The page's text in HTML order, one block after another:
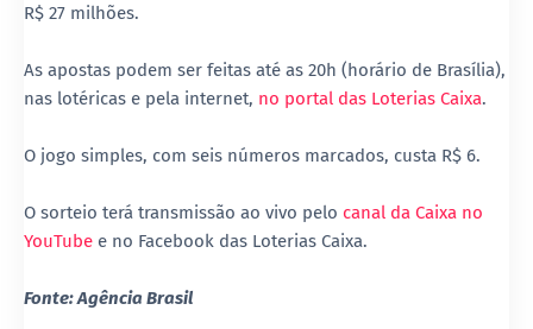
R$ 27 milhões.
As apostas podem ser feitas até as 20h (horário de Brasília),
nas lotéricas e pela internet, no portal das Loterias Caixa.
O jogo simples, com seis números marcados, custa R$ 6.
O sorteio terá transmissão ao vivo pelo canal da Caixa no
YouTube e no Facebook das Loterias Caixa.
Fonte: Agência Brasil